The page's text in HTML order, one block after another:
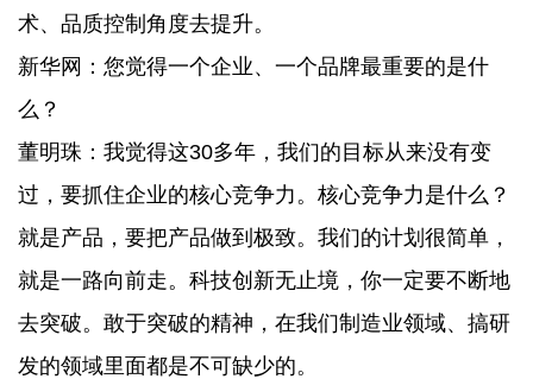
术、品质控制角度去提升。
新华网：您觉得一个企业、一个品牌最重要的是什
么？
董明珠：我觉得这30多年，我们的目标从来没有变
过，要抓住企业的核心竞争力。核心竞争力是什么？
就是产品，要把产品做到极致。我们的计划很简单，
就是一路向前走。科技创新无止境，你一定要不断地
去突破。敢于突破的精神，在我们制造业领域、搞研
发的领域里面都是不可缺少的。